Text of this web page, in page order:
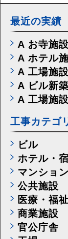
最近の実績
A お寺施
A ホテル
A 工場施
A ビル新
A 工場施
工事カテゴ
ビル
ホテル・
マンション
公共施設
医療・福
商業施設
官公庁舎